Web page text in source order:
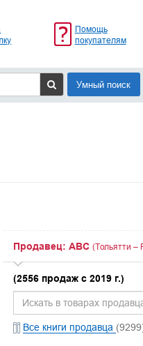
Помощь
покупателям
Умный поиск
Продавец: ABC (Тольятти –
(2556 продаж с 2019 г.)
Все книги продавца